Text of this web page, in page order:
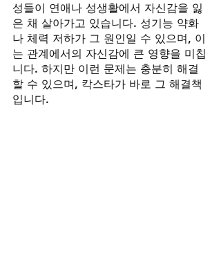
성들이 연애나 성생활에서 자신감을 잃
은 채 살아가고 있습니다. 성기능 약화
나 체력 저하가 그 원인일 수 있으며, 이
는 관계에서의 자신감에 큰 영향을 미칩
니다. 하지만 이런 문제는 충분히 해결
할 수 있으며, 칵스타가 바로 그 해결책
입니다.